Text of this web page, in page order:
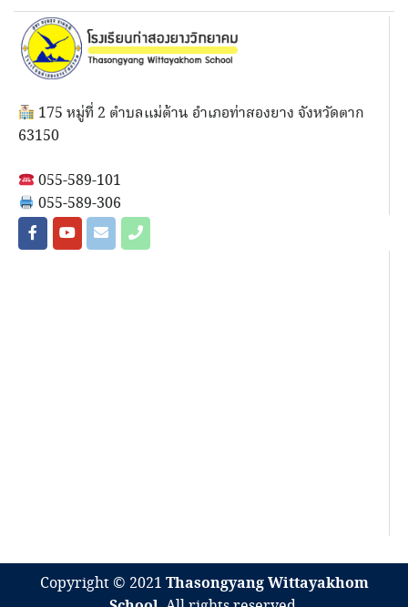
175 หมู่ที่ 2 ตำบลแม่ต้าน อำเภอท่าสองยาง จังหวัดตาก
63150
055-589-101
055-589-306
Copyright © 2021 Thasongyang Wittayakhom